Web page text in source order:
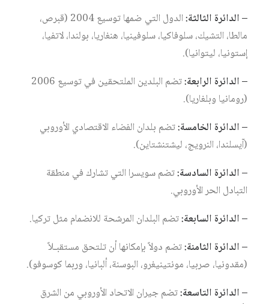
– الدائرة الثالثة:
الدول التي ضمها توسيع 2004 (قبرص،
مالطا، التشيك، سلوفاكيا، سلوفينيا، هنغاريا، بولندا، لاتفيا،
إستونيا، ليتوانيا).
– الدائرة الرابعة:
تضم البلدين الملتحقين في توسيع 2006
(رومانيا وبلغاريا).
– الدائرة الخامسة:تضم بلدان الفضاء الاقتصادي الأوروبي
(آيسلندا، النرويج، ليشتنشتاين).
– الدائرة السادسة:تضم سويسرا التي تشارك في منطقة
التبادل الحر الأوروبي.
– الدائرة السابعة:تضم البلدان المرشحة للانضمام مثل تركيا.
– الدائرة الثامنة:تضم دولاً بإمكانها أن تلتحق مستقبـلاً
(مقدونيا، صربيا، مونتينيغرو، البوسنة، ألبانيا، وربما كوسوفو).
– الدائرة التاسعة:تضم جيران الاتحاد الأوروبي من الشرق